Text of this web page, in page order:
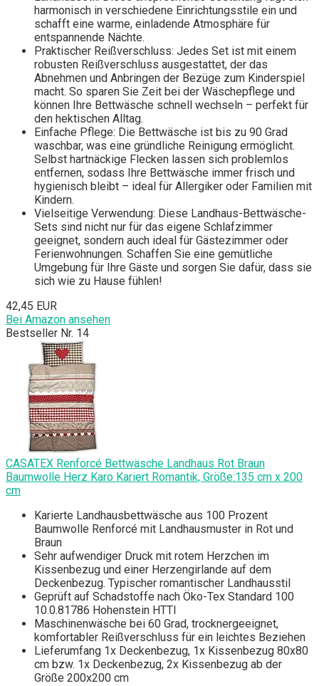
harmonisch in verschiedene Einrichtungsstile ein und
schafft eine warme, einladende Atmosphäre für
entspannende Nächte.
Praktischer Reißverschluss: Jedes Set ist mit einem
robusten Reißverschluss ausgestattet, der das
Abnehmen und Anbringen der Bezüge zum Kinderspiel
macht. So sparen Sie Zeit bei der Wäschepflege und
können Ihre Bettwäsche schnell wechseln – perfekt für
den hektischen Alltag.
Einfache Pflege: Die Bettwäsche ist bis zu 90 Grad
waschbar, was eine gründliche Reinigung ermöglicht.
Selbst hartnäckige Flecken lassen sich problemlos
entfernen, sodass Ihre Bettwäsche immer frisch und
hygienisch bleibt – ideal für Allergiker oder Familien mit
Kindern.
Vielseitige Verwendung: Diese Landhaus-Bettwäsche-
Sets sind nicht nur für das eigene Schlafzimmer
geeignet, sondern auch ideal für Gästezimmer oder
Ferienwohnungen. Schaffen Sie eine gemütliche
Umgebung für Ihre Gäste und sorgen Sie dafür, dass sie
sich wie zu Hause fühlen!
42,45 EUR
Bei Amazon ansehen
Bestseller Nr. 14
CASATEX Renforcé Bettwäsche Landhaus Rot Braun
Baumwolle Herz Karo Kariert Romantik, Größe:135 cm x 200
cm
Karierte Landhausbettwäsche aus 100 Prozent
Baumwolle Renforcé mit Landhausmuster in Rot und
Braun
Sehr aufwendiger Druck mit rotem Herzchen im
Kissenbezug und einer Herzengirlande auf dem
Deckenbezug. Typischer romantischer Landhausstil
Geprüft auf Schadstoffe nach Öko-Tex Standard 100
10.0.81786 Hohenstein HTTI
Maschinenwäsche bei 60 Grad, trocknergeeignet,
komfortabler Reißverschluss für ein leichtes Beziehen
Lieferumfang 1x Deckenbezug, 1x Kissenbezug 80x80
cm bzw. 1x Deckenbezug, 2x Kissenbezug ab der
Größe 200x200 cm